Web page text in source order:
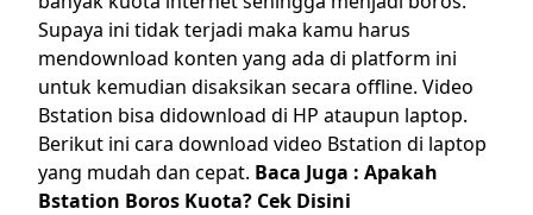
Supaya ini tidak terjadi maka kamu harus
mendownload konten yang ada di platform ini
untuk kemudian disaksikan secara offline. Video
Bstation bisa didownload di HP ataupun laptop.
Berikut ini cara download video Bstation di laptop
yang mudah dan cepat. Baca Juga : Apakah
Bstation Boros Kuota? Cek Disini